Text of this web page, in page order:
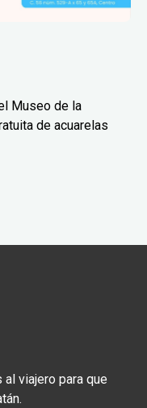
Museo de la
de acuarelas
al viajero para que